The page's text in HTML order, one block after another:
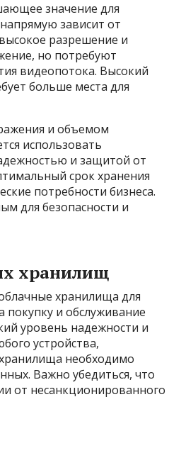
значение для
зависит от
разрешение и
но потребуют
видеопотока. Высокий
больше места для
и объемом
использовать
и защитой от
срок хранения
потребности бизнеса.
для безопасности и
хранилищ
хранилища для
покупку и обслуживание
уровень надежности и
устройства,
необходимо
Важно убедиться, что
от несанкционированного